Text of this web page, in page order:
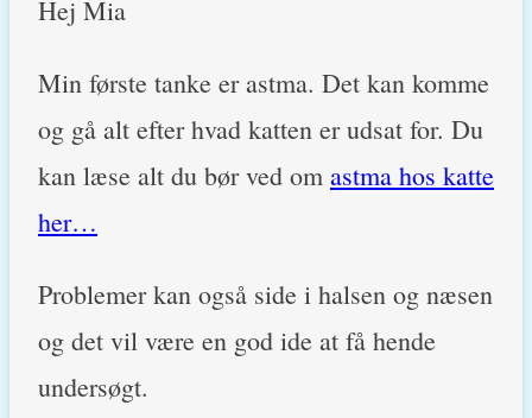
Hej Mia
Min første tanke er astma. Det kan komme
og gå alt efter hvad katten er udsat for. Du
kan læse alt du bør ved om astma hos katte
her…
Problemer kan også side i halsen og næsen
og det vil være en god ide at få hende
undersøgt.